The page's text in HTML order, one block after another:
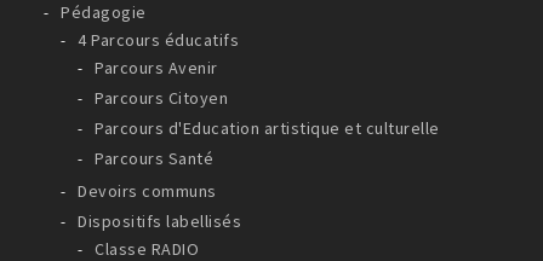
Pédagogie
4 Parcours éducatifs
Parcours Avenir
Parcours Citoyen
Parcours d'Education artistique et culturelle
Parcours Santé
Devoirs communs
Dispositifs labellisés
Classe RADIO